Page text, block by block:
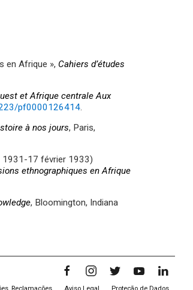
en Afrique », Cahiers d’études
et Afrique centrale Aux
pf0000126414.
à nos jours, Paris,
1931-17 février 1933)
ethnographiques en Afrique
, Bloomington, Indiana